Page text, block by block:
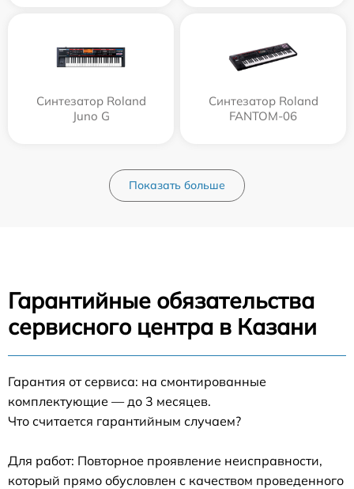
Синтезатор Roland
Juno G
Синтезатор Roland
FANTOM-06
Показать больше
Гарантийные обязательства
сервисного центра в Казани
Гарантия от сервиса: на смонтированные
комплектующие — до 3 месяцев.
Что считается гарантийным случаем?
Для работ: Повторное проявление неисправности,
который прямо обусловлен с качеством проведенного